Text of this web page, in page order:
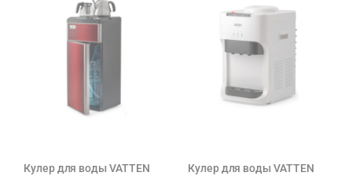
Кулер для воды VATTEN
Кулер для воды VATTEN